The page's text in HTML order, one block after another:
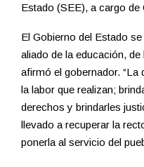
Estado (SEE), a cargo de
El Gobierno del Estado
aliado de la educación,
afirmó el gobernador.
la labor que realizan;
derechos y brindarles
llevado a recuperar la
ponerla al servicio del